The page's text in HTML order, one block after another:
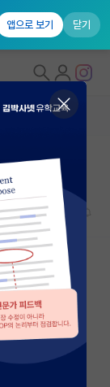
앱으로 보기 닫기